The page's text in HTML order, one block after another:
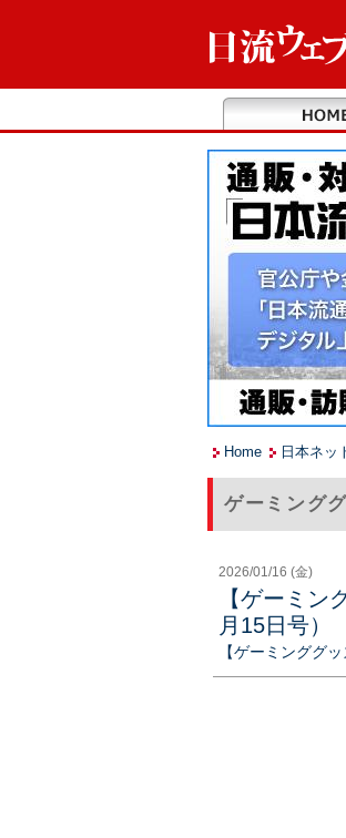
Home 日本ネッ
ゲーミング
2026/01/16 (金)
【ゲーミ
月15日号）
【ゲーミンググッ